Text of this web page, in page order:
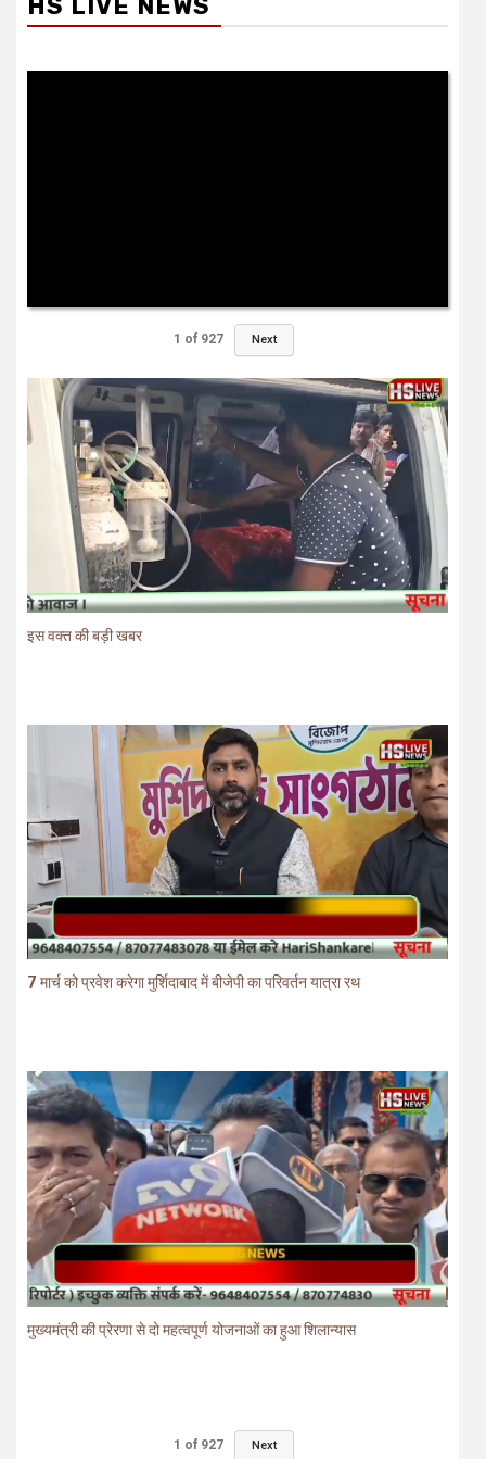
HS LIVE NEWS
1 of 927 Next
इस वक्त की बड़ी खबर
7 मार्च को प्रवेश करेगा मुर्शिदाबाद में बीजेपी का परिवर्तन यात्रा रथ
मुख्यमंत्री की प्रेरणा से दो महत्वपूर्ण योजनाओं का हुआ शिलान्यास
1 of 927 Next